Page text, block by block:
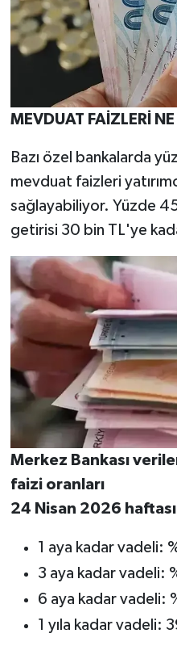
MEVDUAT FAİZLERİ
Bazı özel bankalarda
mevduat faizleri
sağlayabiliyor. Yüzde
getirisi 30 bin TL'ye
Merkez Bankası
faizi oranları
24 Nisan 2026 haftası
1 aya kadar vadeli:
3 aya kadar vadeli:
6 aya kadar vadeli:
1 yıla kadar vadeli: